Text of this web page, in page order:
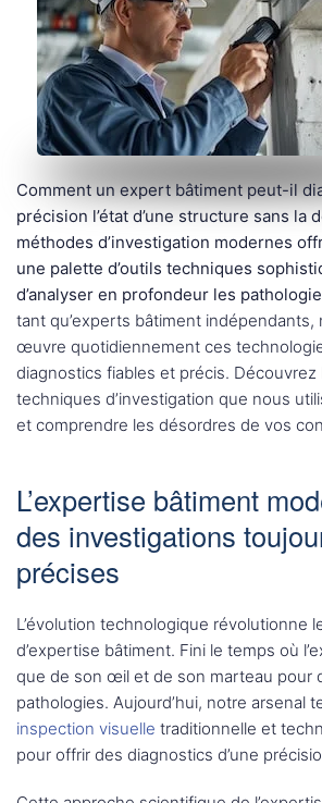
Comment un expert bâtiment peut-il
précision l’état d’une structure sans la
méthodes d’investigation modernes
une palette d’outils techniques
d’analyser en profondeur les
tant qu’experts bâtiment
œuvre quotidiennement ces
diagnostics fiables et précis. Découvrez
techniques d’investigation que nous
et comprendre les désordres de vos
L’expertise bâtiment
des investigations
précises
L’évolution technologique révolutionne
d’expertise bâtiment. Fini le temps où
que de son œil et de son marteau pour
pathologies. Aujourd’hui, notre arsenal
inspection visuelle traditionnelle et
pour offrir des diagnostics d’une